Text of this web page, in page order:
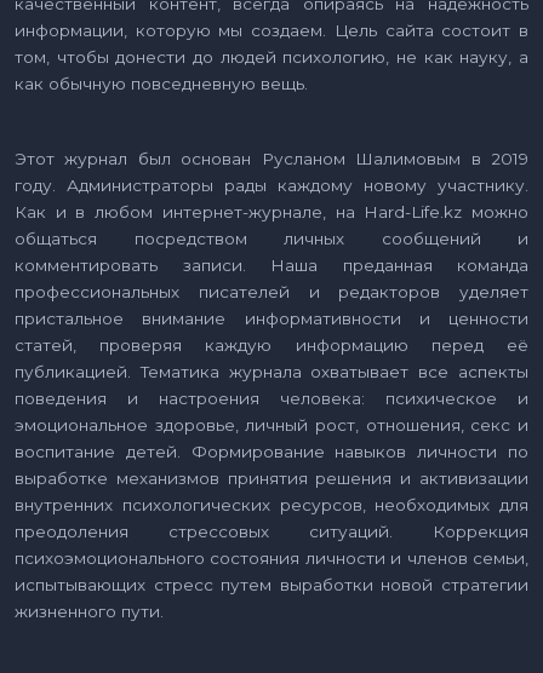
информации, которую мы создаем. Цель сайта состоит в
том, чтобы донести до людей психологию, не как науку, а
как обычную повседневную вещь.
Этот журнал был основан Русланом Шалимовым в 2019
году. Администраторы рады каждому новому участнику.
Как и в любом интернет-журнале, на Hard-Life.kz можно
общаться посредством личных сообщений и
комментировать записи. Наша преданная команда
профессиональных писателей и редакторов уделяет
пристальное внимание информативности и ценности
статей, проверяя каждую информацию перед её
публикацией. Тематика журнала охватывает все аспекты
поведения и настроения человека: психическое и
эмоциональное здоровье, личный рост, отношения, секс и
воспитание детей. Формирование навыков личности по
выработке механизмов принятия решения и активизации
внутренних психологических ресурсов, необходимых для
преодоления стрессовых ситуаций. Коррекция
психоэмоционального состояния личности и членов семьи,
испытывающих стресс путем выработки новой стратегии
жизненного пути.